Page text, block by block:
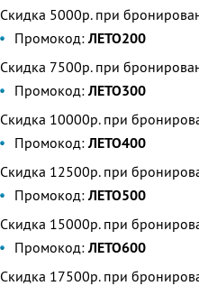
Скидка 5000р. при
Промокод:ЛЕТО200
Скидка 7500р. при
Промокод:ЛЕТО300
Скидка 10000р. при
Промокод:ЛЕТО400
Скидка 12500р. при
Промокод:ЛЕТО500
Скидка 15000р. при
Промокод:ЛЕТО600
Скидка 17500р. при